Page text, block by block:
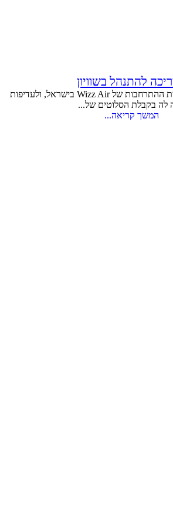
להתנהל בשוויון
ישראייר מתייחסת לתכנית ההתרחבות של Wizz Air בישראל, ולעדיפות
בקבלת הסלוטים של...
המשך קריאה...